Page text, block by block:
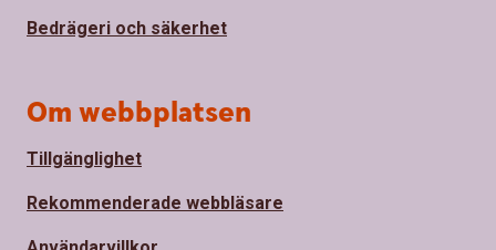
Bedrägeri och säkerhet
Om webbplatsen
Tillgänglighet
Rekommenderade webbläsare